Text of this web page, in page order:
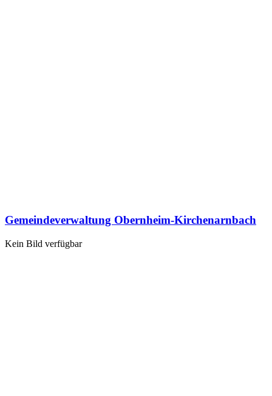
Gemeindeverwaltung Obernheim-Kirchenarnbach
Kein Bild verfügbar